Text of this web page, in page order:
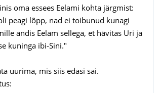
oma essees Eelami kohta järgmist:
peagi lõpp, nad ei toibunud kunagi
andis Eelam sellega, et hävitas Uri ja
kuninga ibi-Sini."
uurima, mis siis edasi sai.